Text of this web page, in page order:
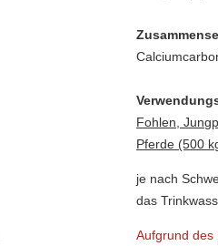
Fohlen,
Pferde (500
je nach
das
Aufgrund des